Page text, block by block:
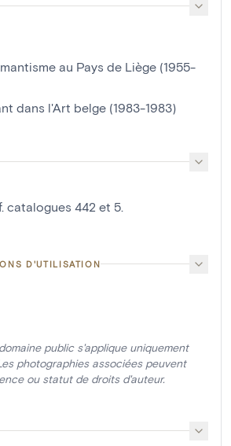
au Pays de Liège (1955-
dans l'Art belge (1983-1983)
catalogues 442 et 5.
D'UTILISATION
public s'applique uniquement
photographies associées peuvent
ou statut de droits d'auteur.